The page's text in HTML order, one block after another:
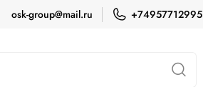
osk-group@mail.ru +74957712995